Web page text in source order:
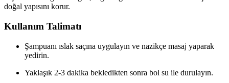
doğal yapısını korur.
Kullanım Talimatı
Şampuanı ıslak saçına uygulayın ve nazikçe masaj yaparak
yedirin.
Yaklaşık 2-3 dakika bekledikten sonra bol su ile durulayın.